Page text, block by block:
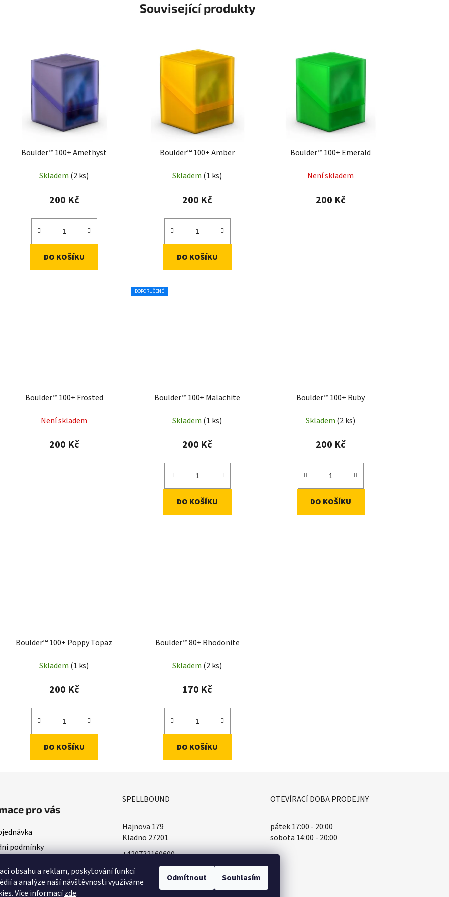
obsahu a reklam, poskytování funkcí
a analýze naší návštěvnosti využíváme
Více informacízde.
Odmítnout Souhlasím
Související produkty
Boulder™ 100+ Amethyst
Skladem (2 ks)
200 Kč
DO KOŠÍKU
Boulder™ 100+ Amber
Skladem (1 ks)
200 Kč
DO KOŠÍKU
Boulder™ 100+ Emerald
Není skladem
200 Kč
Boulder™ 100+ Frosted
Není skladem
200 Kč
DOPORUČENÉ
Boulder™ 100+ Malachite
Skladem (1 ks)
200 Kč
DO KOŠÍKU
Boulder™ 100+ Ruby
Skladem (2 ks)
200 Kč
DO KOŠÍKU
Boulder™ 100+ Poppy Topaz
Skladem (1 ks)
200 Kč
DO KOŠÍKU
Boulder™ 80+ Rhodonite
Skladem (2 ks)
170 Kč
DO KOŠÍKU
pro vás
podmínky
ochrany osobních údajů
SPELLBOUND
Hajnova 179
Kladno 27201
+420732160600
​info@spellbound.cz
OTEVÍRACÍ DOBA PRODEJNY
pátek 17:00 - 20:00
sobota 14:00 - 20:00